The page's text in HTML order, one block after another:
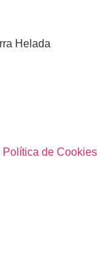
Helada
Política de Cookies